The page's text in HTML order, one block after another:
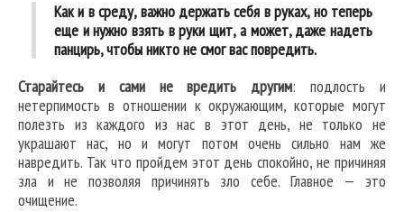
Как и в среду, важно держать себя в руках, но теперь
еще и нужно взять в руки щит, а может, даже надеть
панцирь, чтобы никто не смог вас повредить.
Старайтесь и сами не вредить другим: подлость и
нетерпимость в отношении к окружающим, которые могут
полезть из каждого из нас в этот день, не только не
украшают нас, но и могут потом очень сильно нам же
навредить. Так что пройдем этот день спокойно, не причиняя
зла и не позволяя причинять зло себе. Главное — это
очищение.